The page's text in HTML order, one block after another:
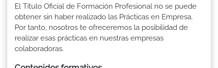
El Título Oficial de Formación Profesional no se puede
obtener sin haber realizado las Prácticas en Empresa.
Por tanto, nosotros te ofreceremos la posibilidad de
realizar esas prácticas en nuestras empresas
colaboradoras.